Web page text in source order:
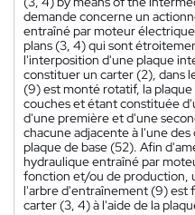
demande concerne un
entraîné par moteur
plans (3, 4) qui sont
l'interposition d'une plaque
constituer un carter (2), dans
(9) est monté rotatif, la
couches et étant constituée
d'une première et d'une
chacune adjacente à l'une
plaque de base (52). Afin
hydraulique entraîné par
fonction et/ou de production,
l'arbre d'entraînement (9) est
carter (3, 4) à l'aide de la